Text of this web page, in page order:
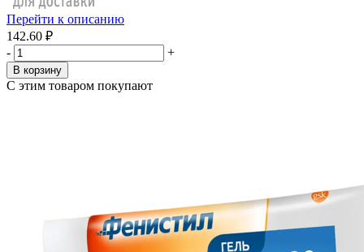
Перейти к описанию
142.60 ₽
-
+
В корзину
С этим товаром покупают